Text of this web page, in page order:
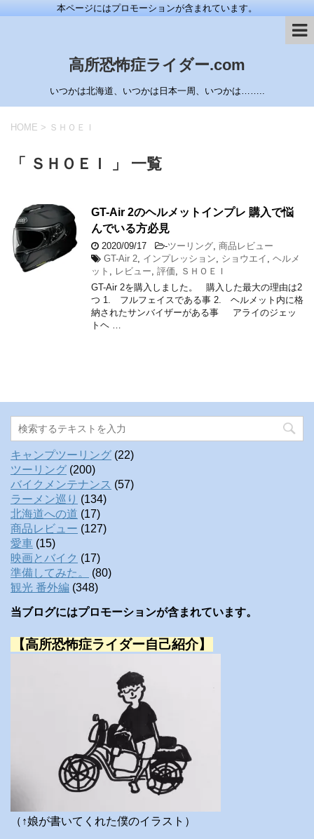
本ページにはプロモーションが含まれています。
高所恐怖症ライダー.com
いつかは北海道、いつかは日本一周、いつかは……..
HOME > ＳＨＯＥＩ
「 ＳＨＯＥＩ 」 一覧
GT-Air 2のヘルメットインプレ 購入で悩
んでいる方必見
2020/09/17 -ツーリング 商品レビュー
GT-Air 2 インプレッション ショウエイ
ヘルメ
ット
レビュー 評価
ＳＨＯＥＩ
GT-Air 2を購入しました。 購入した最大の理由は2
つ 1. フルフェイスである事 2. ヘルメット内に格
納されたサンバイザーがある事 アライのジェッ
トヘ …
キャンプツーリング (22)
ツーリング (200)
バイクメンテナンス (57)
ラーメン巡り (134)
北海道への道 (17)
商品レビュー (127)
愛車 (15)
映画とバイク (17)
準備してみた。
(80)
観光 番外編 (348)
当ブログにはプロモーションが含まれています。
【高所恐怖症ライダー自己紹介】
（↑娘が書いてくれた僕のイラスト）